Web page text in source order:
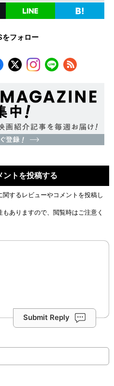
をフォロー
ントを投稿する
するレビューやコメントを投稿し
ありますので、閲覧時はご注意く
Submit Reply